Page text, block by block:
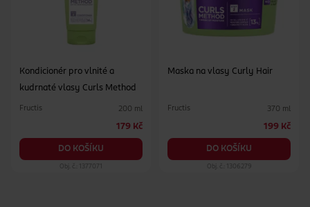
Kondicionér pro vlnité a
kudrnaté vlasy Curls Method
Fructis 200 ml
179 Kč
DO KOŠÍKU
Maska na vlasy Curly Hair
Fructis 370 ml
199 Kč
DO KOŠÍKU
Obj. č.: 1306279